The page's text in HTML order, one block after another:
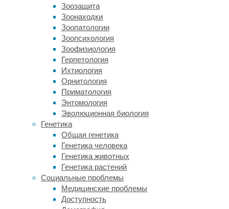
Зоозащита
Зоонаходки
Зоопатологии
Зоопсихология
Зоофизиология
Герпетология
Ихтиология
Орнитология
Приматология
Энтомология
Эволюционная биология
Генетика
Общая генетика
Генетика человека
Генетика животных
Генетика растений
Социальные проблемы
Медицинские проблемы
Доступность
Когда
человек
начинает
исправлять
прикус,
он
внимательнее
смотрит
на
улыбку.
Раньше
могли
беспокоить
только
неровные
зубы,
скученность
или